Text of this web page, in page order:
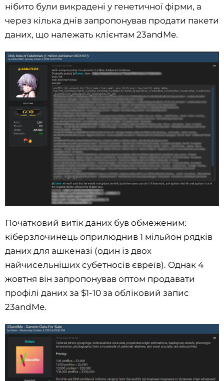
нібито були викрадені у генетичної фірми, а
через кілька днів запропонував продати пакети
даних, що належать клієнтам 23andMe.
Початковий витік даних був обмеженим:
кіберзлочинець оприлюднив 1 мільйон рядків
даних для ашкеназі (один із двох
найчисельніших субетносів євреїв). Однак 4
жовтня він запропонував оптом продавати
профілі даних за $1-10 за обліковий запис
23andMe.